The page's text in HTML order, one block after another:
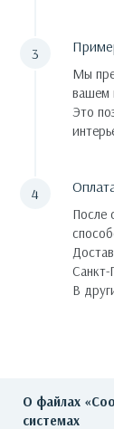
Мы
вашем
Это
После
Санкт-
В
О файлах
системах